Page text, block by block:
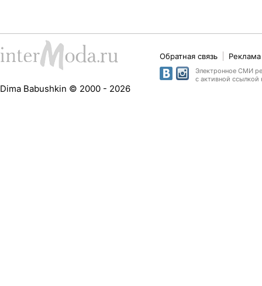
Dima Babushkin © 2000 - 2026
Обратная связь
Электронное СМИ
с активной ссылкой